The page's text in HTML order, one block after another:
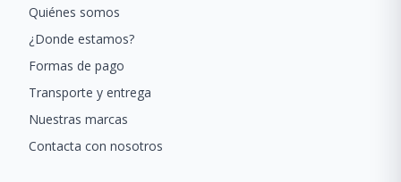
Quiénes somos
¿Donde estamos?
Formas de pago
Transporte y entrega
Nuestras marcas
Contacta con nosotros